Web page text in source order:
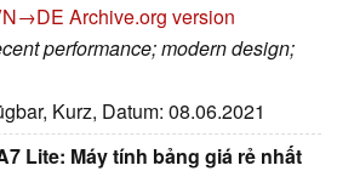
Archive.org version
performance; modern design;
Kurz, Datum: 08.06.2021
Lite: Máy tính bảng giá rẻ nhất